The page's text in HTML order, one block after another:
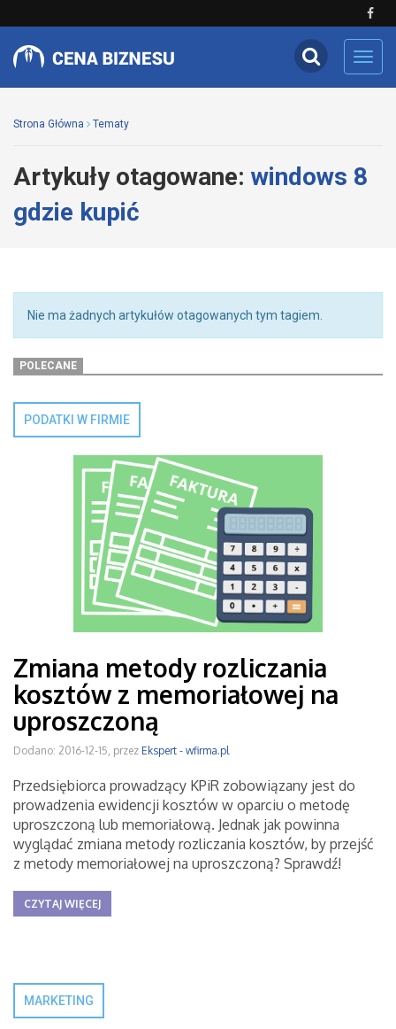
Strona Główna Tematy
Artykuły otagowane: windows 8
gdzie kupić
Nie ma żadnych artykułów otagowanych tym tagiem.
POLECANE
PODATKI W FIRMIE
Zmiana metody rozliczania
kosztów z memoriałowej na
uproszczoną
Dodano: 2016-12-15, przez Ekspert - wfirma.pl
Przedsiębiorca prowadzący KPiR zobowiązany jest do
prowadzenia ewidencji kosztów w oparciu o metodę
uproszczoną lub memoriałową. Jednak jak powinna
wyglądać zmiana metody rozliczania kosztów, by przejść
z metody memoriałowej na uproszczoną? Sprawdź!
CZYTAJ WIĘCEJ
MARKETING